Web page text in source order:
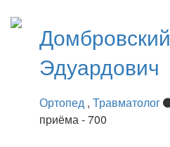
Домбровский
Эдуардович
Ортопед , Травматолог
приёма - 700